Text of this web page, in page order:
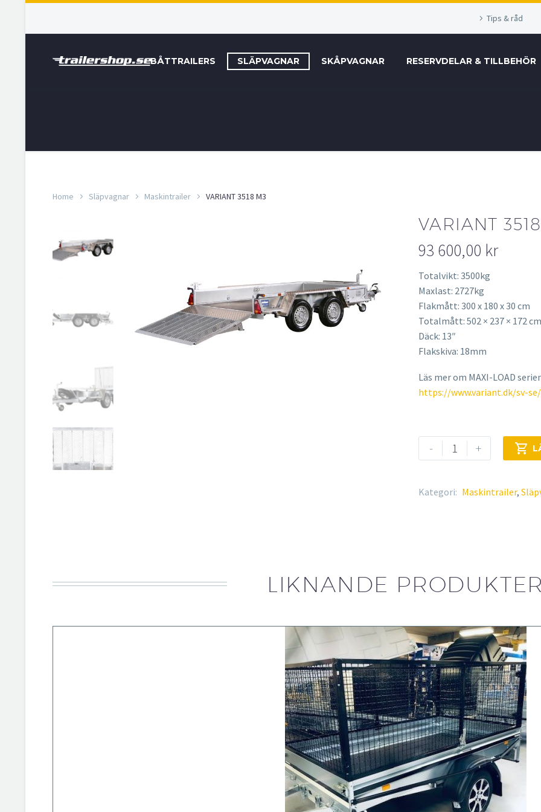
Tips & råd
BÅTTRAILERS SLÄPVAGNAR SKÅPVAGNAR RESERVDELAR & TILLBEHÖR
Home Släpvagnar Maskintrailer VARIANT 3518 M3
VARIANT
93 600,00 kr
Totalvikt: 3500kg
Maxlast: 2727kg
Flakmått: 300 x 180 x 30 cm
Totalmått: 502 ​​​​​× 237 × 172 cm
Däck: 13″
Flakskiva: 18mm
Läs mer om MAXI-LOAD
https://www.variant.dk/sv-
-
VARIANT
3518
mängd
+ 
Kategori: Maskintrailer,
LIKNANDE